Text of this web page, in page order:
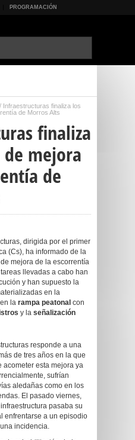
PROGRAMACIÓN
/ Infraestructuras finaliza los
de Morros Alts
finaliza
mejora
de
dirigida por el primer
(Cs), ha informado de la
mejora de la escorrentía
llevadas a cabo han
y han supuesto la
en la
la rampa peatonal con
y la señalización
responde a una
de tres años en la que
esta mejora ya
sufrían
aledañas como en los
El pasado viernes,
pasaba su
enfrentarse a un episodio
incidencia.